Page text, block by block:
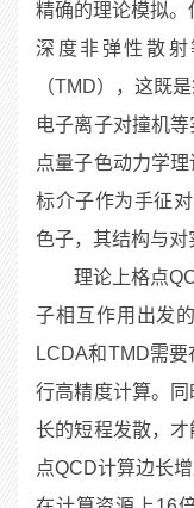
精确的理论模拟
深度非弹性散
（TMD），这既
电子离子对撞机
点量子色动力学
标介子作为手征
色子，其结构与对
理论上格点
子相互作用出发
LCDA和TMD需要
行高精度计算。
长的短程发散，
点QCD计算边长